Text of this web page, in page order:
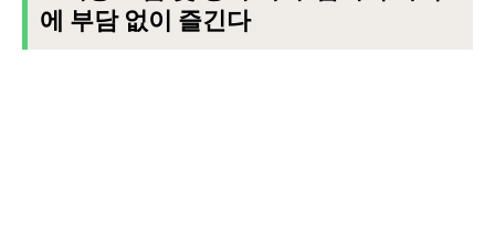
에 부담 없이 즐긴다